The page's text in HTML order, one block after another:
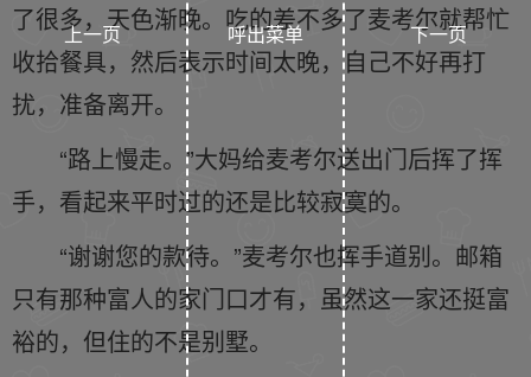
了很多，天色渐晚。吃的差不多了麦考尔就帮忙
收拾餐具，然后表示时间太晚，自己不好再打
扰，准备离开。
“路上慢走。”大妈给麦考尔送出门后挥了挥
手，看起来平时过的还是比较寂寞的。
“谢谢您的款待。”麦考尔也挥手道别。邮箱
只有那种富人的家门口才有，虽然这一家还挺富
裕的，但住的不是别墅。
上一页 下一页
呼出菜单